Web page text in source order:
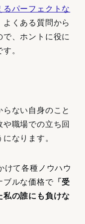
パーフェクトな
よくある質問から
、ホントに役に
。
ない自身のこと
職場での立ち回
なります。
けて各種ノウハウ
ブルな価格で「受
私の誰にも負けな